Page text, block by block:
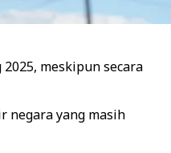
meskipun secara
negara yang masih